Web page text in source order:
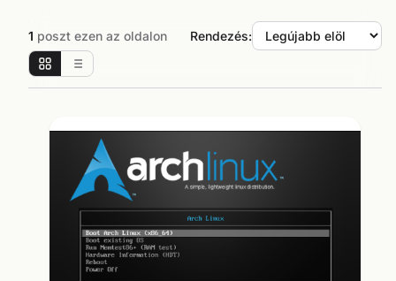
1 poszt ezen az oldalon Rendezés: